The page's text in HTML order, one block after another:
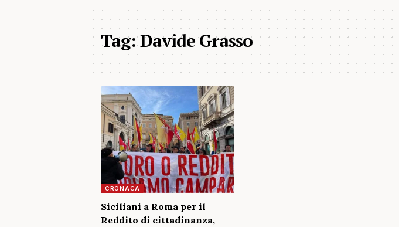
Tag:Davide Grasso
CRONACA
Siciliani a Roma per il
Reddito di cittadinanza,